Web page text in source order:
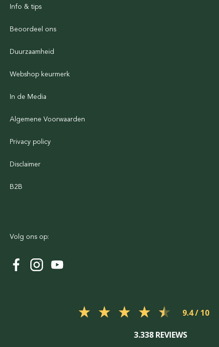
Info & tips
Beoordeel ons
Duurzaamheid
Webshop keurmerk
In de Media
Algemene Voorwaarden
Privacy policy
Disclaimer
B2B
Volg ons op:
9.4
3.338 REVIEWS